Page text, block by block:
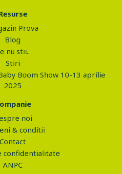
Prova
Blog
nu stii..
Stiri
Boom Show 10-13 aprilie
2025
noi
& conditii
Contact
confidentialitate
ANPC